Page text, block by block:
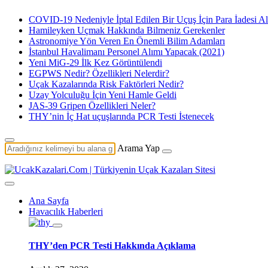
COVID-19 Nedeniyle İptal Edilen Bir Uçuş İçin Para İadesi
Hamileyken Uçmak Hakkında Bilmeniz Gerekenler
Astronomiye Yön Veren En Önemli Bilim Adamları
İstanbul Havalimanı Personel Alımı Yapacak (2021)
Yeni MiG-29 İlk Kez Görüntülendi
EGPWS Nedir? Özellikleri Nelerdir?
Uçak Kazalarında Risk Faktörleri Nedir?
Uzay Yolculuğu İçin Yeni Hamle Geldi
JAS-39 Gripen Özellikleri Neler?
THY’nin İç Hat uçuşlarında PCR Testi İstenecek
Arama Yap
Ana Sayfa
Havacılık Haberleri
THY’den PCR Testi Hakkında Açıklama